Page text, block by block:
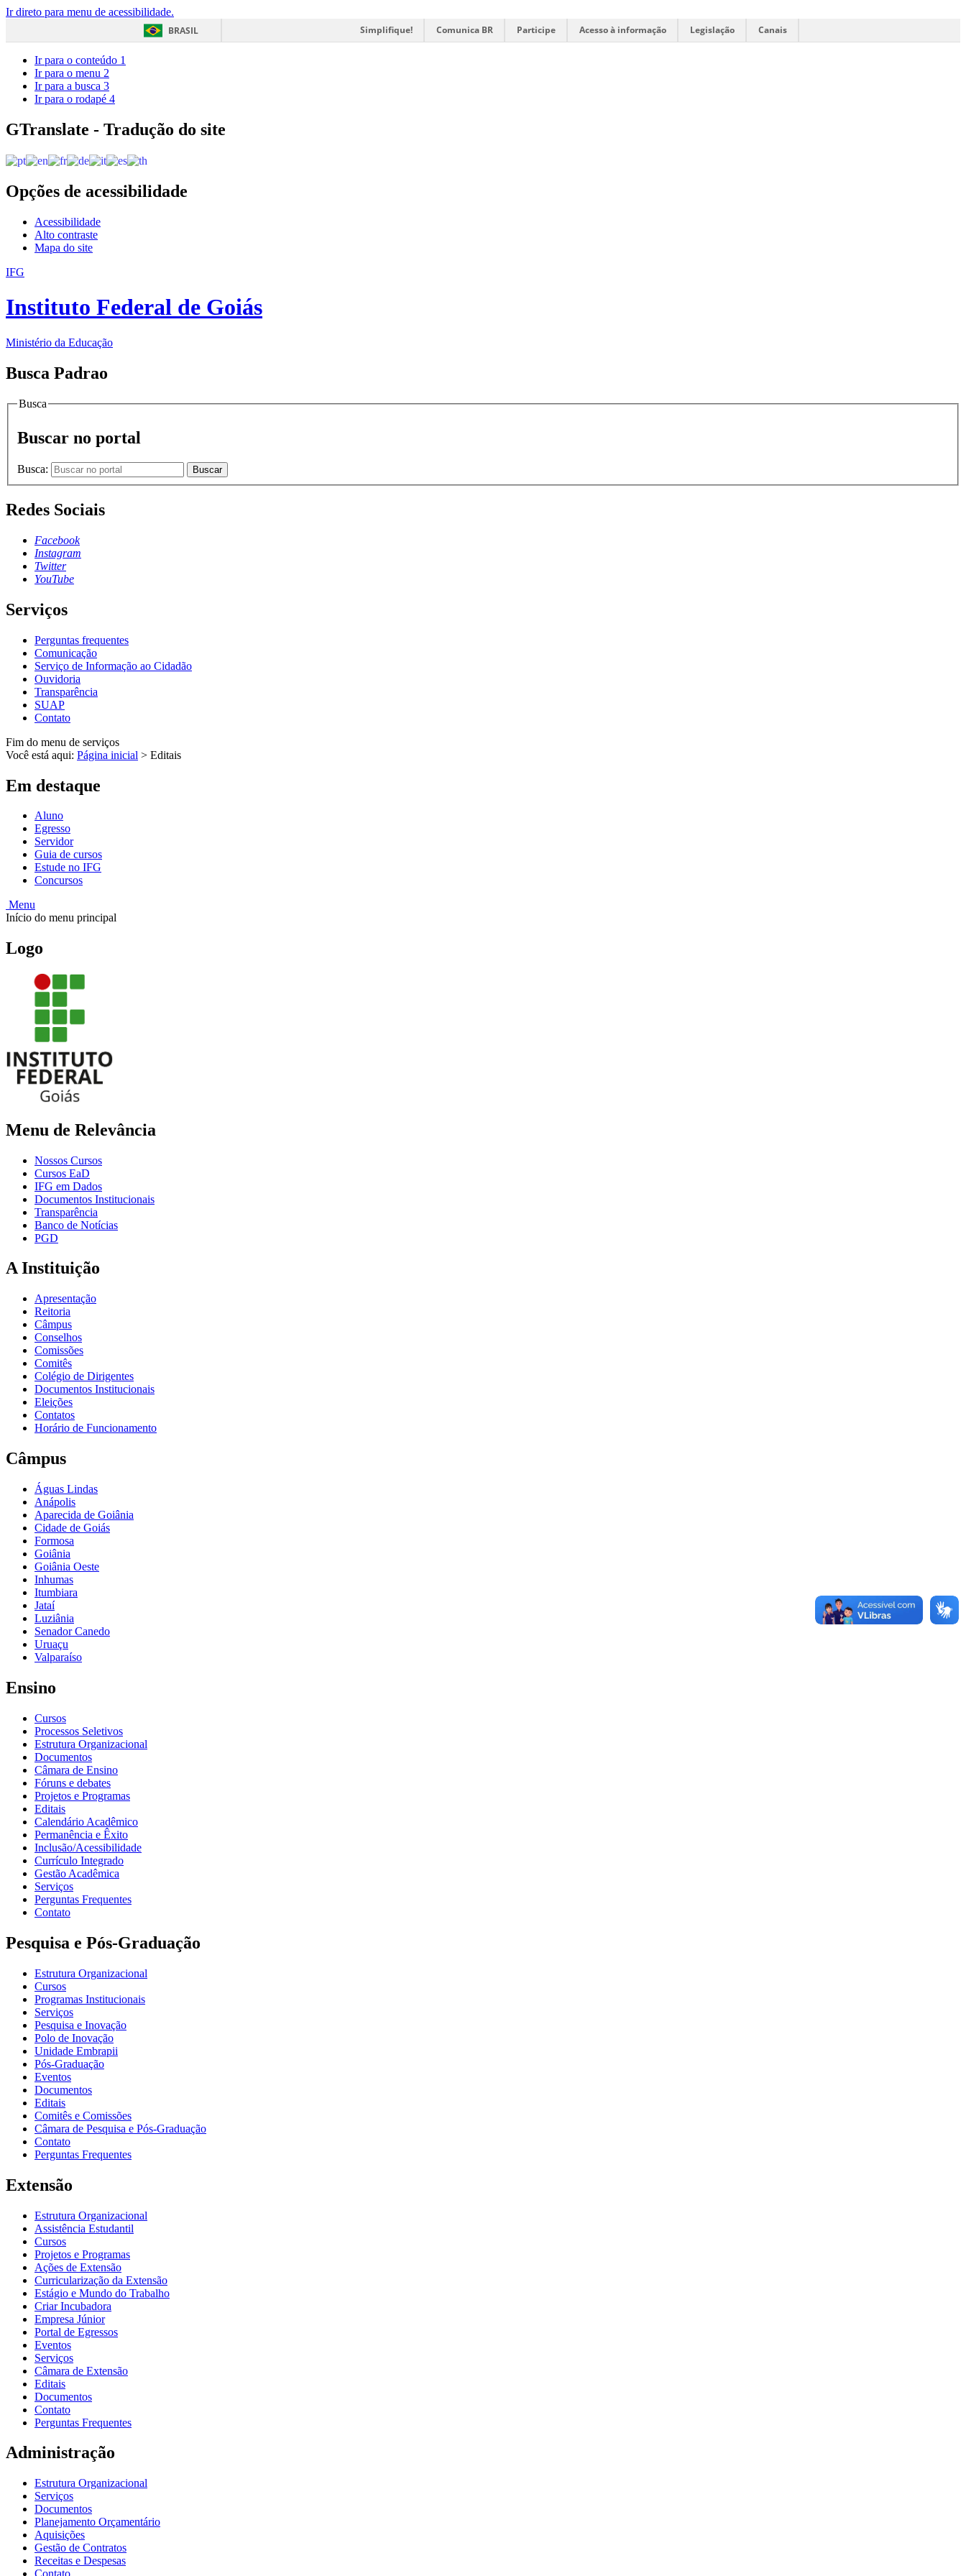
Ir direto para menu de acessibilidade.
BRASIL
Simplifique! Comunica BR Participe Acesso à informação Legislação Canais
Ir para o conteúdo 1
Ir para o menu 2
Ir para a busca 3
Ir para o rodapé 4
GTranslate - Tradução do site
Opções de acessibilidade
Acessibilidade
Alto contraste
Mapa do site
IFG
Instituto Federal de Goiás
Ministério da Educação
Busca Padrao
Busca
Buscar no portal
Busca: Buscar
Redes Sociais
Facebook
Instagram
Twitter
YouTube
Serviços
Perguntas frequentes
Comunicação
Serviço de Informação ao Cidadão
Ouvidoria
Transparência
SUAP
Contato
Fim do menu de serviços
Você está aqui: Página inicial > Editais
Em destaque
Aluno
Egresso
Servidor
Guia de cursos
Estude no IFG
Concursos
Menu
Início do menu principal
Logo
Menu de Relevância
Nossos Cursos
Cursos EaD
IFG em Dados
Documentos Institucionais
Transparência
Banco de Notícias
PGD
A Instituição
Apresentação
Reitoria
Câmpus
Conselhos
Comissões
Comitês
Colégio de Dirigentes
Documentos Institucionais
Eleições
Contatos
Horário de Funcionamento
Câmpus
Águas Lindas
Anápolis
Aparecida de Goiânia
Cidade de Goiás
Formosa
Goiânia
Goiânia Oeste
Inhumas
Itumbiara
Jataí
Luziânia
Senador Canedo
Uruaçu
Valparaíso
Ensino
Cursos
Processos Seletivos
Estrutura Organizacional
Documentos
Câmara de Ensino
Fóruns e debates
Projetos e Programas
Editais
Calendário Acadêmico
Permanência e Êxito
Inclusão/Acessibilidade
Currículo Integrado
Gestão Acadêmica
Serviços
Perguntas Frequentes
Contato
Pesquisa e Pós-Graduação
Estrutura Organizacional
Cursos
Programas Institucionais
Serviços
Pesquisa e Inovação
Polo de Inovação
Unidade Embrapii
Pós-Graduação
Eventos
Documentos
Editais
Comitês e Comissões
Câmara de Pesquisa e Pós-Graduação
Contato
Perguntas Frequentes
Extensão
Estrutura Organizacional
Assistência Estudantil
Cursos
Projetos e Programas
Ações de Extensão
Curricularização da Extensão
Estágio e Mundo do Trabalho
Criar Incubadora
Empresa Júnior
Portal de Egressos
Eventos
Serviços
Câmara de Extensão
Editais
Documentos
Contato
Perguntas Frequentes
Administração
Estrutura Organizacional
Serviços
Documentos
Planejamento Orçamentário
Aquisições
Gestão de Contratos
Receitas e Despesas